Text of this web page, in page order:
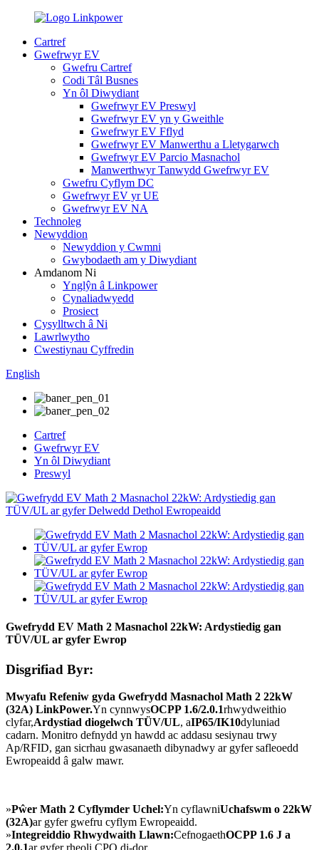
Cartref
Gwefrwyr EV
Gwefru Cartref
Codi Tâl Busnes
Yn ôl Diwydiant
Gwefrwyr EV Preswyl
Gwefrwyr EV yn y Gweithle
Gwefrwyr EV Fflyd
Gwefrwyr EV Manwerthu a Lletygarwch
Gwefrwyr EV Parcio Masnachol
Manwerthwyr Tanwydd Gwefrwyr EV
Gwefru Cyflym DC
Gwefrwyr EV yr UE
Gwefrwyr EV NA
Technoleg
Newyddion
Newyddion y Cwmni
Gwybodaeth am y Diwydiant
Amdanom Ni
Ynglŷn â Linkpower
Cynaliadwyedd
Prosiect
Cysylltwch â Ni
Lawrlwytho
Cwestiynau Cyffredin
English
Cartref
Gwefrwyr EV
Yn ôl Diwydiant
Preswyl
Gwefrydd EV Math 2 Masnachol 22kW: Ardystiedig gan
TÜV/UL ar gyfer Ewrop
Disgrifiad Byr:
Mwyafu Refeniw gyda Gwefrydd Masnachol Math 2 22kW
(32A) LinkPower.Yn cynnwysOCPP 1.6/2.0.1rhwydweithio
clyfar,Ardystiad diogelwch TÜV/UL, aIP65/IK10dyluniad
cadarn. Monitro defnydd yn hawdd ac addasu sesiynau trwy
Ap/RFID, gan sicrhau gwasanaeth dibynadwy ar gyfer safleoedd
Ewropeaidd â galw mawr.
»Pŵer Math 2 Cyflymder Uchel:Yn cyflawniUchafswm o 22kW
(32A)ar gyfer gwefru cyflym Ewropeaidd.
»Integreiddio Rhwydwaith Llawn:CefnogaethOCPP 1.6 J a